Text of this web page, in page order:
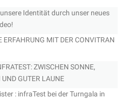
Identität durch unser neues
ERFAHRUNG MIT DER CONVITRAN
ZWISCHEN SONNE,
UND GUTER LAUNE
: infraTest bei der Turngala in